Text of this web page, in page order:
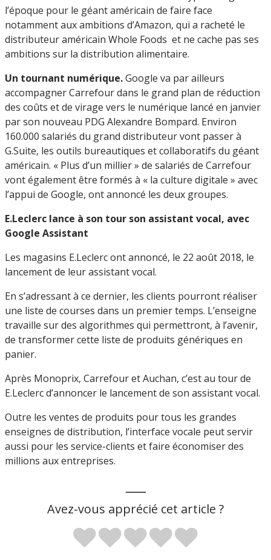
l’époque pour le géant américain de faire face
notamment aux ambitions d’Amazon, qui a racheté le
distributeur américain Whole Foods et ne cache pas ses
ambitions sur la distribution alimentaire.
Un tournant numérique.Google va par ailleurs
accompagner Carrefour dans le grand plan de réduction
des coûts et de virage vers le numérique lancé en janvier
par son nouveau PDG Alexandre Bompard. Environ
160.000 salariés du grand distributeur vont passer à
G.Suite, les outils bureautiques et collaboratifs du géant
américain. « Plus d’un millier » de salariés de Carrefour
vont également être formés à « la culture digitale » avec
l’appui de Google, ont annoncé les deux groupes.
E.Leclerc lance à son tour son assistant vocal, avec
Google Assistant
Les magasins E.Leclerc ont annoncé, le 22 août 2018, le
lancement de leur assistant vocal.
En s’adressant à ce dernier, les clients pourront réaliser
une liste de courses dans un premier temps. L’enseigne
travaille sur des algorithmes qui permettront, à l’avenir,
de transformer cette liste de produits génériques en
panier.
Après Monoprix, Carrefour et Auchan, c’est au tour de
E.Leclerc d’annoncer le lancement de son assistant vocal.
Outre les ventes de produits pour tous les grandes
enseignes de distribution, l’interface vocale peut servir
aussi pour les service-clients et faire économiser des
millions aux entreprises.
Avez-vous apprécié cet article ?